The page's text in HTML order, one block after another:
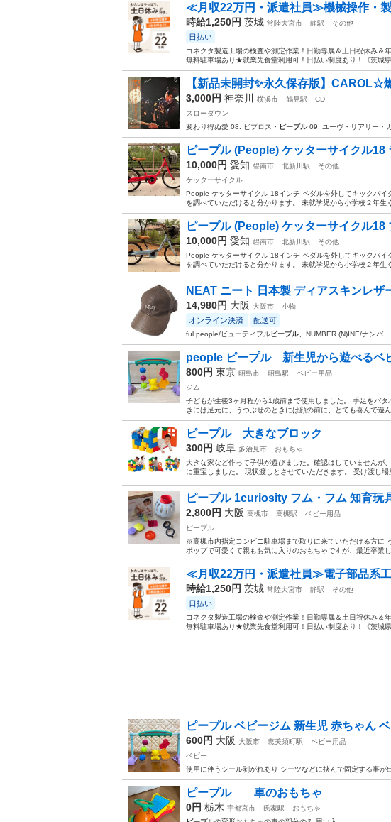
≪月収22万円・派遣社員≫機械操作・
時給1,250円 茨城 常陸大宮市 静駅 その他
日払い
コネクタ製造工場の検査や測定作業！日勤専属＆土日祝休み
無料駐車場あり★就業先食堂利用可！日払い制度あり！《茨城
【新品未開封✨永久保存版】CAROL☆
3,000円 神奈川 横浜市 鶴見駅
CD
スローダウン
変わり得ぬ愛 08. ビブロス・ ピープル09. ユーヴ・リアリー・
ピープル (People) ケッターサイクル18
10,000円 愛知 碧南市 北新川駅
その他
ケッターサイクル
People ケッターサイクル 18インチ ペダルを外してキックバ
を調べていただけると分かります。 未就学児から小学校２年生
ピープル (People) ケッターサイクル18
10,000円 愛知 碧南市 北新川駅
その他
People ケッターサイクル 18インチ ペダルを外してキックバ
を調べていただけると分かります。 未就学児から小学校２年生
NEAT ニート 日本製 ディアスキンレザ
14,980円 大阪 大阪市 小物
オンライン決済 配送可
ful people/ビューティフルピープル、NUMBER (N)INE/ナンバ…
people ピープル 新生児から遊べるベ
800円 東京 昭島市 昭島駅
ベビー用品
ジム
子どもが生後3ヶ月程から1歳前まで使用しました。 手足をバ
きには足元に、うつぶせのときには顔の前に、とても喜んで遊
ピープル 大きなブロック
300円 岐阜 多治見市
おもちゃ
大きな家など作って子供が遊びました。確認はしていませんが
に重宝しました。 現状渡しとさせていただきます。 受け渡し
ピープル 1curiosity フム・フム 知育玩
2,800円 大阪 高槻市 高槻駅
ベビー用品
ピープル
※高槻市内指定コンビニ駐車場まで取りに来ていただける方に
ポップで可愛くて親もお気に入りのおもちゃですが、最近卒業
≪月収22万円・派遣社員≫電子部品系
時給1,250円 茨城 常陸大宮市 静駅 その他
日払い
コネクタ製造工場の検査や測定作業！日勤専属＆土日祝休み
無料駐車場あり★就業先食堂利用可！日払い制度あり！《茨城
ピープル ベビージム 新生児 赤ちゃん
600円 大阪 大阪市 恵美須町駅
ベビー用品
ベビー
使用に伴うシール剥がれあり シーツなどに挟んで固定する事が
ピープル 車のおもちゃ
0円 栃木 宇都宮市 氏家駅
おもちゃ